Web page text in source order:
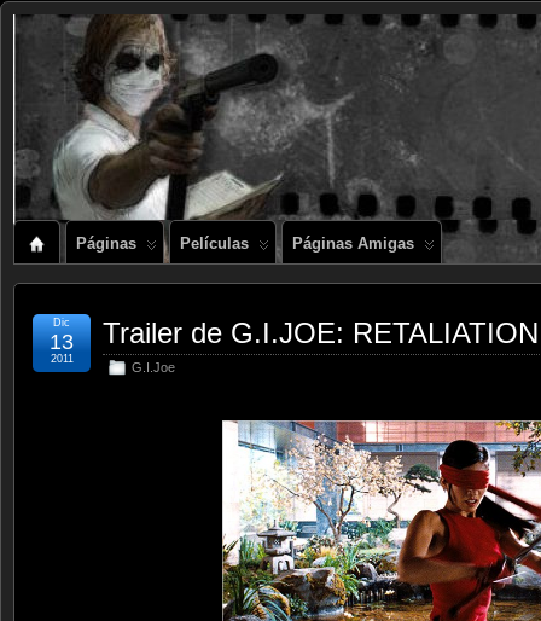
Páginas Películas Páginas Amigas
Trailer de G.I.JOE: RETALIATION
G.I.Joe
Dic
13
2011